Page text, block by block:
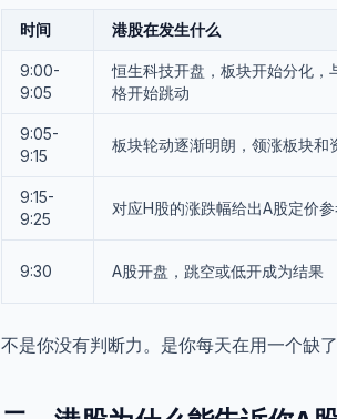
时间 港股在发生什么
9:00-
9:05
恒生科技开盘，板块开始分化，
格开始跳动
9:05-
9:15
板块轮动逐渐明朗，领涨板块和
9:15-
9:25
对应H股的涨跌幅给出A股定价
9:30 A股开盘，跳空或低开成为结果
不是你没有判断力。是你每天在用一个缺